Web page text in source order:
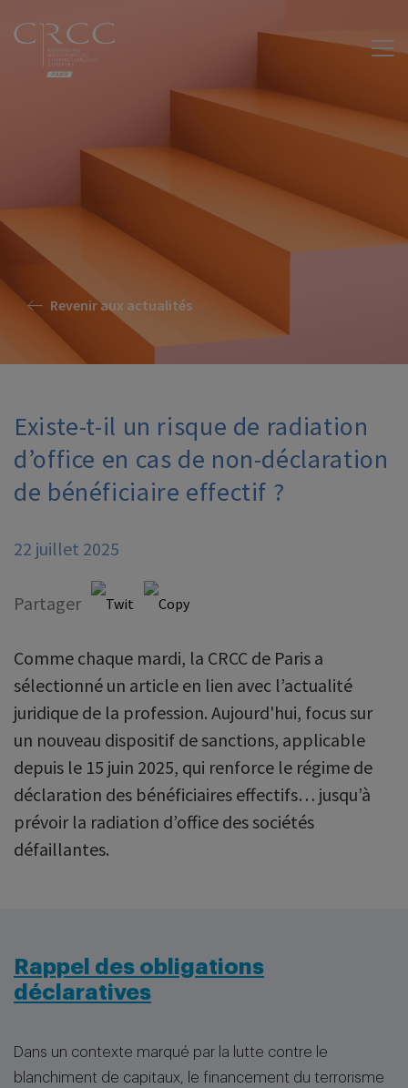
Revenir aux actualités
Existe-t-il un risque de radiation
d’office en cas de non-déclaration
de bénéficiaire effectif ?
22 juillet 2025
Partager
Comme chaque mardi, la CRCC de Paris a
sélectionné un article en lien avec l’actualité
juridique de la profession. Aujourd'hui, focus sur
un nouveau dispositif de sanctions, applicable
depuis le 15 juin 2025, qui renforce le régime de
déclaration des bénéficiaires effectifs… jusqu’à
prévoir la radiation d’office des sociétés
défaillantes.
Rappel des obligations
déclaratives
Dans un contexte marqué par la lutte contre le
blanchiment de capitaux, le financement du terrorisme